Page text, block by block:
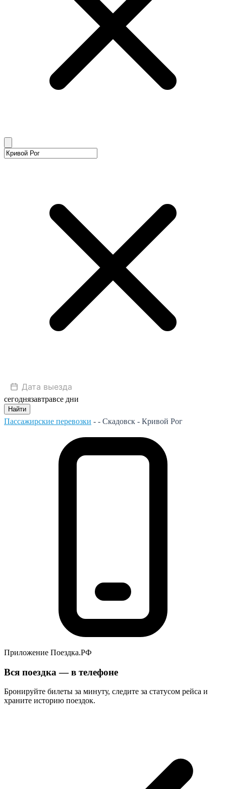
сегоднязавтравсе дни
Найти
Пассажирские перевозки - - Скадовск - Кривой Рог
Приложение Поездка.РФ
Вся поездка — в телефоне
Бронируйте билеты за минуту, следите за статусом рейса и
храните историю поездок.